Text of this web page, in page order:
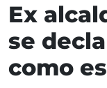
Ex
se
como